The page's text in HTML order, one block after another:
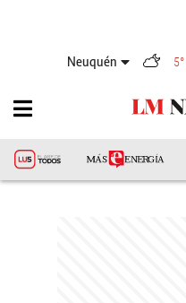
Neuquén 5°